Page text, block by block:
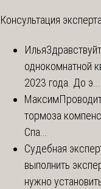
Консультация эксперта
Илья
однокомнатной
2023 года. До э...
Максим
тормоза
Спа...
Судебная
выполнить
нужно